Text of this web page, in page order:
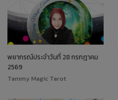
พยากรณ์ประจำวันที่ 28 กรกฎาคม
2569
Tammy Magic Tarot